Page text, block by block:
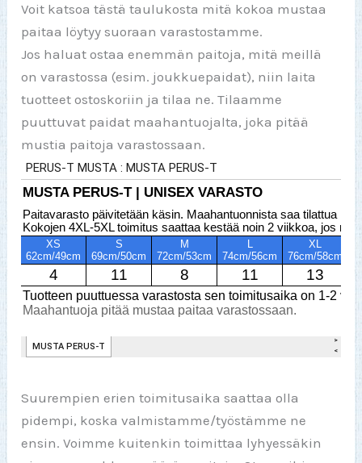
Voit katsoa tästä taulukosta mitä kokoa mustaa
paitaa löytyy suoraan varastostamme.
Jos haluat ostaa enemmän paitoja, mitä meillä
on varastossa (esim. joukkuepaidat), niin laita
tuotteet ostoskoriin ja tilaa ne. Tilaamme
puuttuvat paidat maahantuojalta, joka pitää
mustia paitoja varastossaan.
Suurempien erien toimitusaika saattaa olla
pidempi, koska valmistamme/työstämme ne
ensin. Voimme kuitenkin toimittaa lyhyessäkin